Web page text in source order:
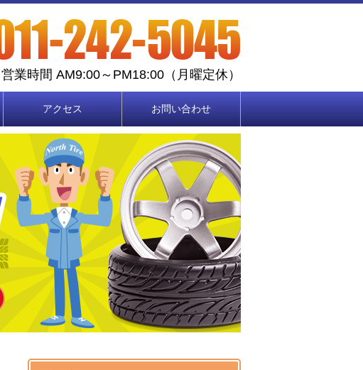
営業時間 AM9:00～PM18:00（月曜定休）
アクセス お問い合わせ